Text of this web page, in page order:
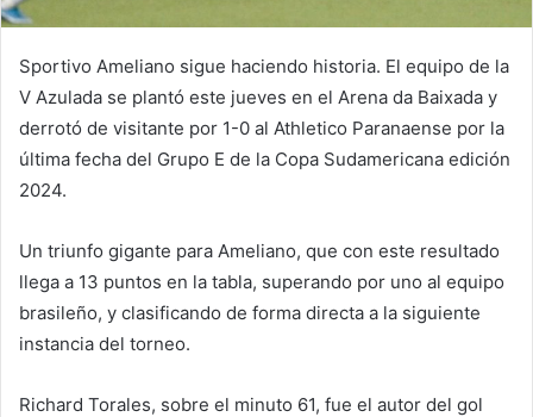
Sportivo Ameliano sigue haciendo historia. El equipo de la
V Azulada se plantó este jueves en el Arena da Baixada y
derrotó de visitante por 1-0 al Athletico Paranaense por la
última fecha del Grupo E de la Copa Sudamericana edición
2024.
Un triunfo gigante para Ameliano, que con este resultado
llega a 13 puntos en la tabla, superando por uno al equipo
brasileño, y clasificando de forma directa a la siguiente
instancia del torneo.
Richard Torales, sobre el minuto 61, fue el autor del gol